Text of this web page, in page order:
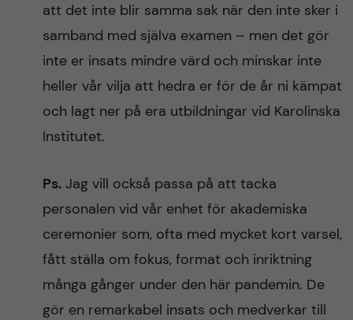
att det inte blir samma sak när den inte sker i
samband med själva examen – men det gör
inte er insats mindre värd och minskar inte
heller vår vilja att hedra er för de år ni kämpat
och lagt ner på era utbildningar vid Karolinska
Institutet.
Ps.Jag vill också passa på att tacka
personalen vid vår enhet för akademiska
ceremonier som, ofta med mycket kort varsel,
fått ställa om fokus, format och inriktning
många gånger under den här pandemin. De
gör en remarkabel insats och medverkar till